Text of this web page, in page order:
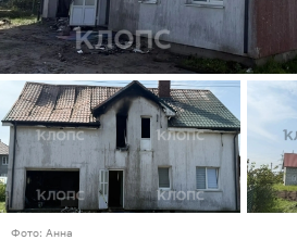
Фото: Анна